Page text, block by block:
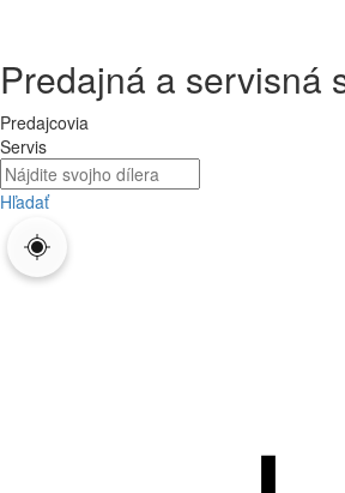
Predajná a servisná
Predajcovia
Servis
Hľadať